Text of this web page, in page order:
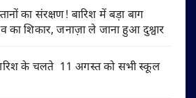
का संरक्षण! बारिश में बड़ा बाग
का शिकार, जनाज़ा ले जाना हुआ दुश्वार
के चलते 11 अगस्त को सभी स्कूल